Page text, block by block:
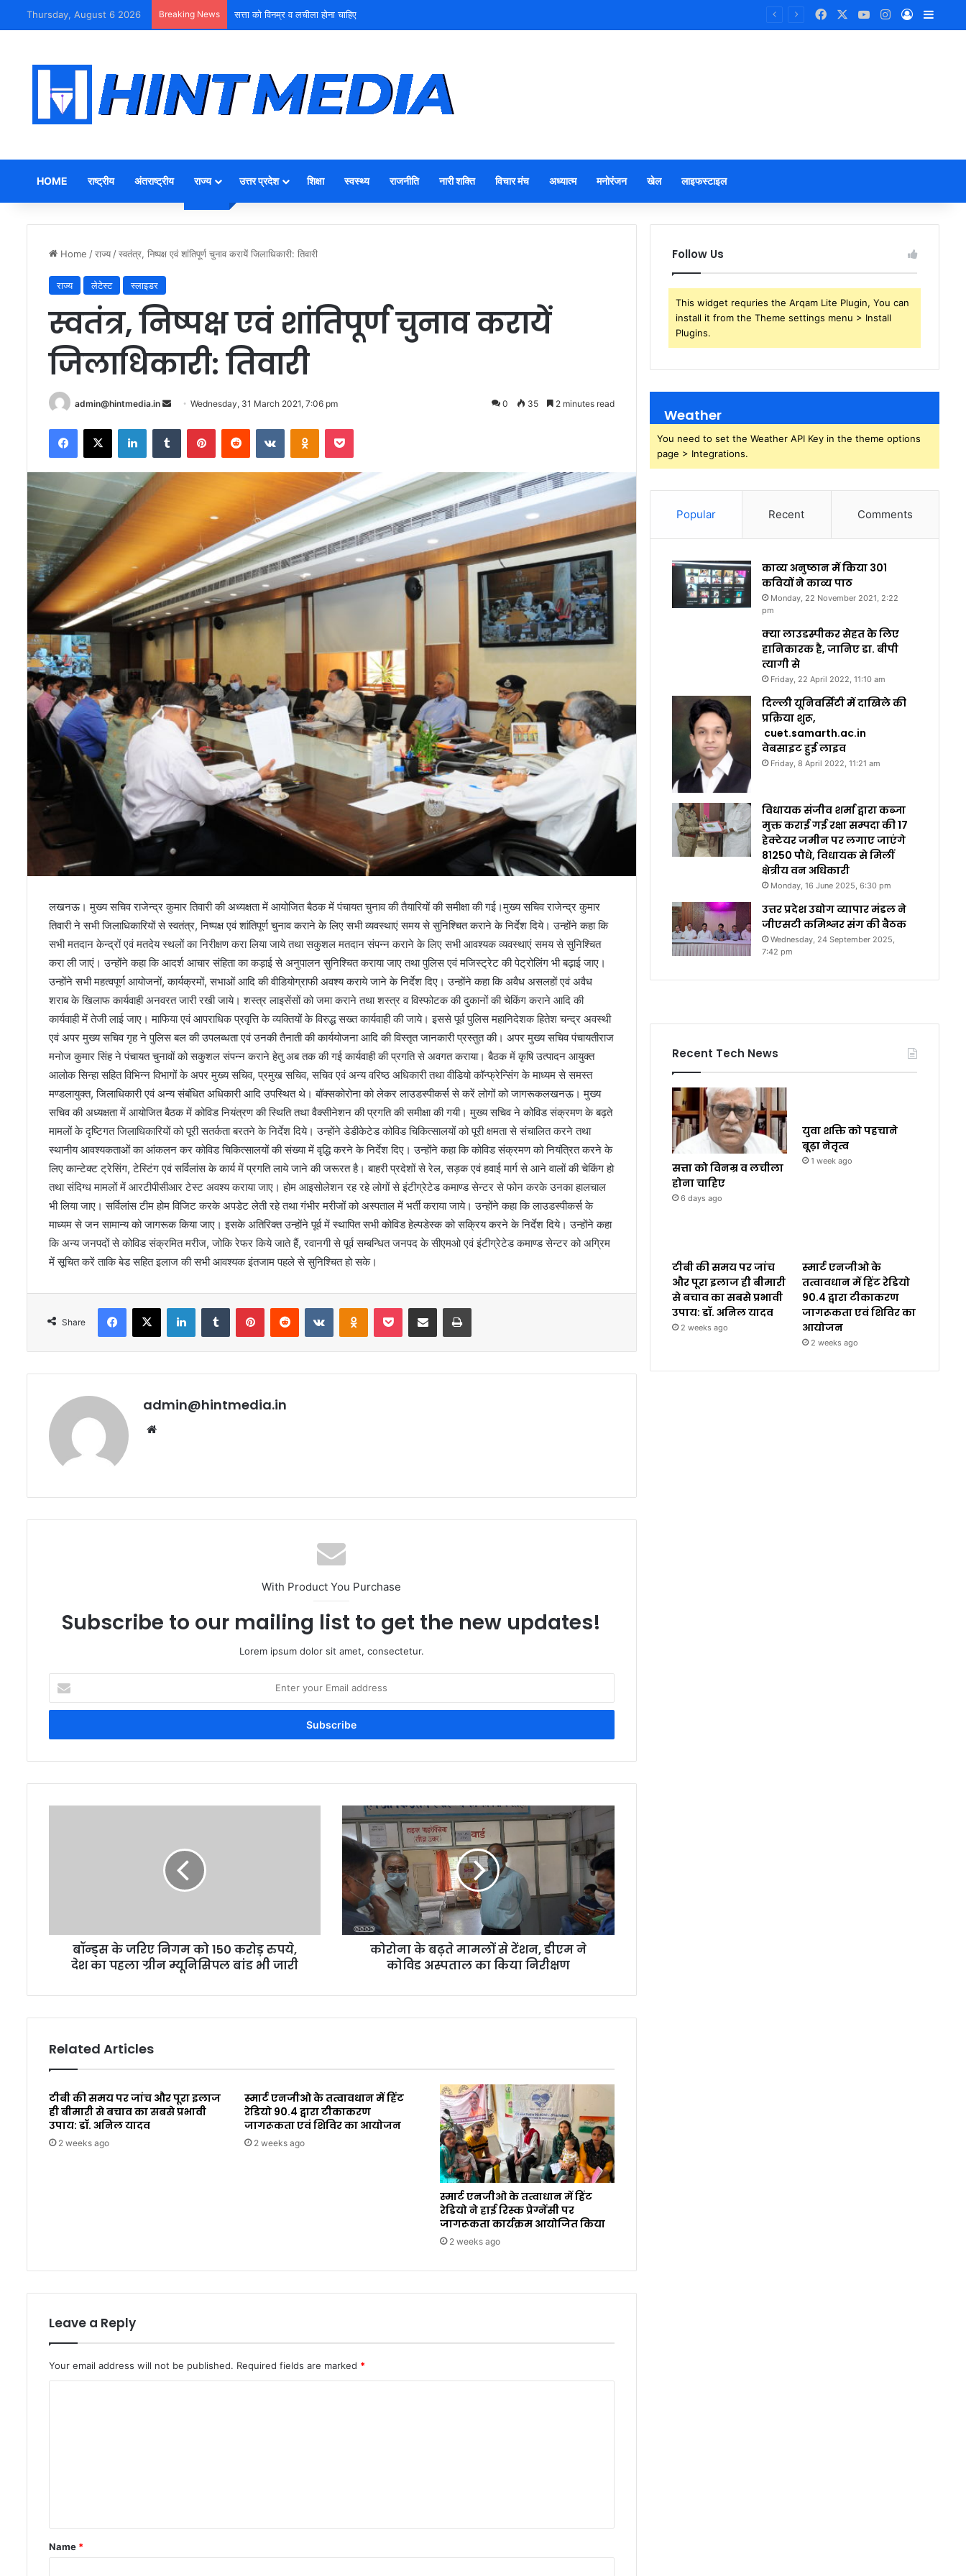
Thursday, August 6 2026 Breaking News सत्ता को विनम्र व लचीला होना चाहिए FacebookYouTubeInstagram
Log In
HOME राष्ट्रीय अंतराष्ट्रीय राज्य उत्तर प्रदेश शिक्षा स्वस्थ्य राजनीति नारी शक्ति विचार मंच अध्यात्म मनोरंजन खेल लाइफस्टाइल
Home /राज्य /स्वतंत्र, निष्पक्ष एवं शांतिपूर्ण चुनाव करायें जिलाधिकारी: तिवारी
राज्य लेटेस्ट स्लाइडर
स्वतंत्र, निष्पक्ष एवं शांतिपूर्ण चुनाव करायें
जिलाधिकारी: तिवारी
admin@hintmedia.in
SendWednesday, 31 March 2021, 7:06 pm 0 35 2 minutes read
Facebook
X LinkedInTumblr PinterestReddit VKontakteOdnoklassniki
Pocket
लखनऊ। मुख्य सचिव राजेन्द्र कुमार तिवारी की अध्यक्षता में आयोजित बैठक में पंचायत चुनाव की तैयारियों की समीक्षा की गई।मुख्य सचिव राजेन्द्र कुमार
तिवारी ने सभी जिलाधिकारियों से स्वतंत्र, निष्पक्ष एवं शांतिपूर्ण चुनाव कराने के लिए सभी व्यवस्थाएं समय से सुनिश्चित कराने के निर्देश दिये। उन्होंने कहा कि
सभी मतदान केन्द्रों एवं मतदेय स्थलों का निरीक्षण करा लिया जाये तथा सकुशल मतदान संपन्न कराने के लिए सभी आवश्यक व्यवस्थाएं समय से सुनिश्चित
करा ली जाएं। उन्होंने कहा कि आदर्श आचार संहिता का कड़ाई से अनुपालन सुनिश्चित कराया जाए तथा पुलिस एवं मजिस्ट्रेट की पेट्रोलिंग भी बढ़ाई जाए।
उन्होंने सभी महत्वपूर्ण आयोजनों, कार्यक्रमों, सभाओं आदि की वीडियोग्राफी अवश्य कराये जाने के निर्देश दिए। उन्होंने कहा कि अवैध असलहों एवं अवैध
शराब के खिलाफ कार्यवाही अनवरत जारी रखी जाये। शस्त्र लाइसेंसों को जमा कराने तथा शस्त्र व विस्फोटक की दुकानों की चेकिंग कराने आदि की
कार्यवाही में तेजी लाई जाए। माफिया एवं आपराधिक प्रवृत्ति के व्यक्तियों के विरुद्ध सख्त कार्यवाही की जाये। इससे पूर्व पुलिस महानिदेशक हितेश चन्द्र अवस्थी
एवं अपर मुख्य सचिव गृह ने पुलिस बल की उपलब्धता एवं उनकी तैनाती की कार्ययोजना आदि की विस्तृत जानकारी प्रस्तुत की। अपर मुख्य सचिव पंचायतीराज
मनोज कुमार सिंह ने पंचायत चुनावों को सकुशल संपन्न कराने हेतु अब तक की गई कार्यवाही की प्रगति से अवगत कराया। बैठक में कृषि उत्पादन आयुक्त
आलोक सिन्हा सहित विभिन्न विभागों के अपर मुख्य सचिव, प्रमुख सचिव, सचिव एवं अन्य वरिष्ठ अधिकारी तथा वीडियो कॉन्फ्रेन्सिंग के माध्यम से समस्त
मण्डलायुक्त, जिलाधिकारी एवं अन्य संबंधित अधिकारी आदि उपस्थित थे। बॉक्सकोरोना को लेकर लाउडस्पीकर्स से करें लोगों को जागरूकलखनऊ। मुख्य
सचिव की अध्यक्षता में आयोजित बैठक में कोविड नियंत्रण की स्थिति तथा वैक्सीनेशन की प्रगति की समीक्षा की गयी। मुख्य सचिव ने कोविड संक्रमण के बढ़ते
मामलों के दृष्टिगत जिलाधिकारियों को पूरी सतर्कता बरतने के निर्देश दिये। उन्होंने डेडीकेटेड कोविड चिकित्सालयों को पूरी क्षमता से संचालित करने तथा
स्थानीय आवश्यकताओं का आंकलन कर कोविड चिकित्सालयों की संख्या में वृद्धि करने के निर्देश दिए। उन्होंने कहा कि कोविड संक्रमण को नियंत्रित करने के
लिए कान्टेक्ट ट्रेसिंग, टेस्टिंग एवं सर्विलांस के कार्य में प्रगति लाये जाने की जरूरत है। बाहरी प्रदेशों से रेल, सड़क एवं हवाई मार्ग से आने वालों की चेकिंग हो
तथा संदिग्ध मामलों में आरटीपीसीआर टेस्ट अवश्य कराया जाए। होम आइसोलेशन रह रहे लोगों से इंटीग्रेटेड कमाण्ड सेन्टर से फोन करके उनका हालचाल
भी लिया जाए। सर्विलांस टीम होम विजिट करके अपडेट लेती रहे तथा गंभीर मरीजों को अस्पताल में भर्ती कराया जाये। उन्होंने कहा कि लाउडस्पीकर्स के
माध्यम से जन सामान्य को जागरूक किया जाए। इसके अतिरिक्त उन्होंने पूर्व में स्थापित सभी कोविड हेल्पडेस्क को सक्रिय करने के निर्देश दिये। उन्होंने कहा
कि अन्य जनपदों से कोविड संक्रमित मरीज, जोकि रेफर किये जाते हैं, रवानगी से पूर्व सम्बन्धित जनपद के सीएमओ एवं इंटीग्रेटेड कमाण्ड सेन्टर को अग्रिम
में सूचित करें ताकि बेड सहित इलाज की सभी आवश्यक इंतजाम पहले से सुनिश्चित हो सके।
Share
Facebook
X LinkedInTumblr PinterestReddit VKontakteOdnoklassniki
Pocket Share via Email Print
admin@hintmedia.in
With Product You Purchase
Subscribe to our mailing list to get the new updates!
Lorem ipsum dolor sit amet, consectetur.
your
Email
बॉन्ड्स के जरिए निगम को 150 करोड़ रुपये,
देश का पहला ग्रीन म्यूनिसिपल बांड भी जारी
कोरोना के बढ़ते मामलों से टेंशन, डीएम ने
कोविड अस्पताल का किया निरीक्षण
Related Articles
टीबी की समय पर जांच और पूरा इलाज
ही बीमारी से बचाव का सबसे प्रभावी
उपाय: डॉ. अनिल यादव
2 weeks ago
स्मार्ट एनजीओ के तत्वावधान में हिंट
रेडियो 90.4 द्वारा टीकाकरण
जागरूकता एवं शिविर का आयोजन
2 weeks ago
स्मार्ट एनजीओ के तत्वाधान में हिंट
रेडियो ने हाई रिस्क प्रेग्नेंसी पर
जागरूकता कार्यक्रम आयोजित किया
2 weeks ago
Leave a Reply
Your email address will not be published. Required fields are marked *
*
Name *
Follow Us
This widget requries the Arqam Lite Plugin, You can
install it from the Theme settings menu > Install
Plugins.
Weather
You need to set the Weather API Key in the theme options
page > Integrations.
Popular Recent Comments
काव्य अनुष्ठान में किया 301
कवियों ने काव्य पाठ
Monday, 22 November 2021, 2:22
pm
क्या लाउडस्पीकर सेहत के लिए
हानिकारक है, जानिए डा. बीपी
त्यागी से
Friday, 22 April 2022, 11:10 am
दिल्ली यूनिवर्सिटी में दाखिले की
प्रक्रिया शुरू,
cuet.samarth.ac.in
वेबसाइट हुई लाइव
Friday, 8 April 2022, 11:21 am
विधायक संजीव शर्मा द्वारा कब्जा
मुक्त कराई गई रक्षा सम्पदा की 17
हेक्टेयर जमीन पर लगाए जाएंगे
81250 पौधे, विधायक से मिलीं
क्षेत्रीय वन अधिकारी
Monday, 16 June 2025, 6:30 pm
उत्तर प्रदेश उद्योग व्यापार मंडल ने
जीएसटी कमिश्नर संग की बैठक
Wednesday, 24 September 2025,
7:42 pm
Recent Tech News
सत्ता को विनम्र व लचीला
होना चाहिए
6 days ago
युवा शक्ति को पहचाने
बूढ़ा नेतृत्व
1 week ago
टीबी की समय पर जांच
और पूरा इलाज ही बीमारी
से बचाव का सबसे प्रभावी
उपाय: डॉ. अनिल यादव
2 weeks ago
स्मार्ट एनजीओ के
तत्वावधान में हिंट रेडियो
90.4 द्वारा टीकाकरण
जागरूकता एवं शिविर का
आयोजन
2 weeks ago